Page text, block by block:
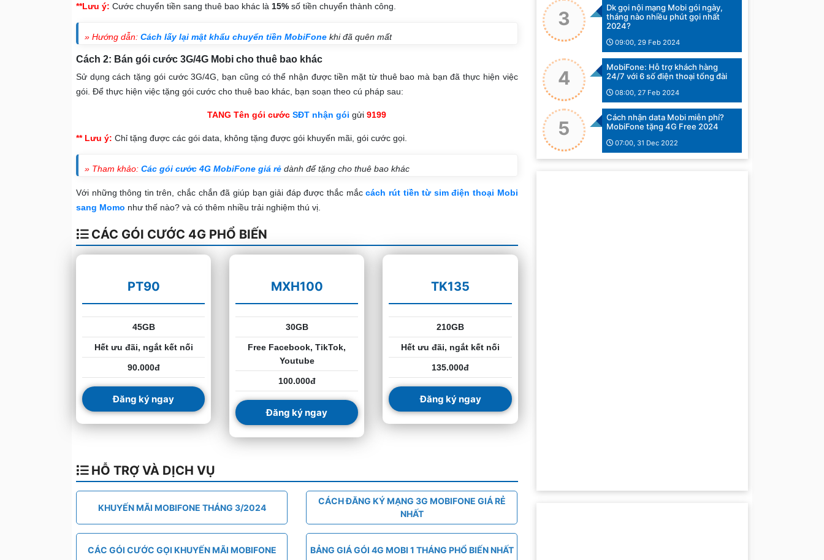
**Lưu ý: Cước chuyển tiền sang thuê bao khác là 15% số tiền chuyển thành công.
» Hướng dẫn: Cách lấy lại mật khẩu chuyển tiền MobiFone khi đã quên mất
Cách 2: Bán gói cước 3G/4G Mobi cho thuê bao khác
Sử dụng cách tặng gói cước 3G/4G, bạn cũng có thể nhận được tiền mặt từ thuê bao mà bạn đã thực hiện việc
gói. Để thực hiện việc tặng gói cước cho thuê bao khác, bạn soạn theo cú pháp sau:
TANG Tên gói cước SĐT nhận gói gửi9199
** Lưu ý: Chỉ tặng được các gói data, không tặng được gói khuyến mãi, gói cước gọi.
» Tham khảo: Các gói cước 4G MobiFone giá rẻ dành để tặng cho thuê bao khác
Với những thông tin trên, chắc chắn đã giúp bạn giải đáp được thắc mắccách rút tiền từ sim điện thoại Mobi
sang Momo như thế nào? và có thêm nhiều trải nghiệm thú vị.
CÁC GÓI CƯỚC 4G PHỔ BIẾN
PT90
45GB
Hết ưu đãi, ngắt kết nối
90.000đ
Đăng ký ngay
MXH100
30GB
Free Facebook, TikTok,
Youtube
100.000đ
Đăng ký ngay
TK135
210GB
Hết ưu đãi, ngắt kết nối
135.000đ
Đăng ký ngay
HỖ TRỢ VÀ DỊCH VỤ
KHUYẾN MÃI MOBIFONE THÁNG 3/2024
CÁCH ĐĂNG KÝ MẠNG 3G MOBIFONE GIÁ RẺ
NHẤT
CÁC GÓI CƯỚC GỌI KHUYẾN MÃI MOBIFONE BẢNG GIÁ GÓI 4G MOBI 1 THÁNG PHỔ BIẾN NHẤT
3
Dk gọi nội mạng Mobi gói ngày,
tháng nào nhiều phút gọi nhất
2024?
09:00, 29 Feb 2024
4
MobiFone: Hỗ trợ khách hàng
24/7 với 6 số điện thoại tổng đài
08:00, 27 Feb 2024
5
Cách nhận data Mobi miễn phí?
MobiFone tặng 4G Free 2024
07:00, 31 Dec 2022